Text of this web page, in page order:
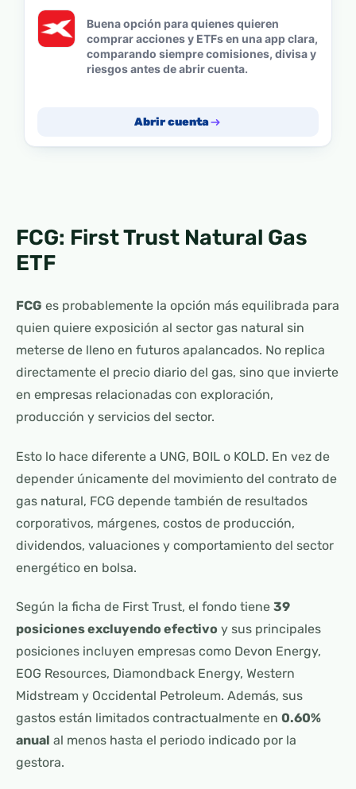
Buena opción para quienes quieren
comprar acciones y ETFs en una app clara,
comparando siempre comisiones, divisa y
riesgos antes de abrir cuenta.
Abrir cuenta
FCG: First Trust Natural Gas
ETF
FCG es probablemente la opción más equilibrada para
quien quiere exposición al sector gas natural sin
meterse de lleno en futuros apalancados. No replica
directamente el precio diario del gas, sino que invierte
en empresas relacionadas con exploración,
producción y servicios del sector.
Esto lo hace diferente a UNG, BOIL o KOLD. En vez de
depender únicamente del movimiento del contrato de
gas natural, FCG depende también de resultados
corporativos, márgenes, costos de producción,
dividendos, valuaciones y comportamiento del sector
energético en bolsa.
Según la ficha de First Trust, el fondo tiene 39
posiciones excluyendo efectivo y sus principales
posiciones incluyen empresas como Devon Energy,
EOG Resources, Diamondback Energy, Western
Midstream y Occidental Petroleum. Además, sus
gastos están limitados contractualmente en 0.60%
anual al menos hasta el periodo indicado por la
gestora.